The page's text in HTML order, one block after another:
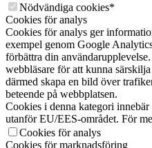
Nödvändiga cookies*
Cookies för analys
Cookies för analys ger
exempel genom Google
förbättra din
webbläsare för att kunna
därmed skapa en bild över
beteende på webbplatsen.
Cookies i denna kategori
utanför EU/EES-området. För
Cookies för analys
Cookies för marknadsföring